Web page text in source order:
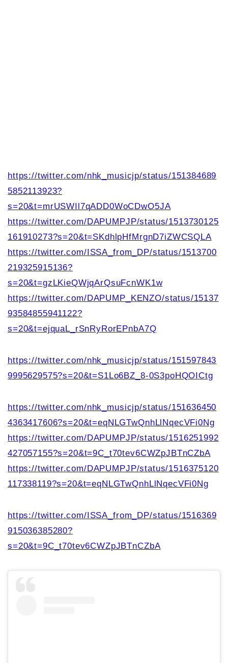
https://twitter.com/nhk_musicjp/status/151384689
5852113923?
s=20&t=mrUSWIl7qADD0WoCDwO5JA
https://twitter.com/DAPUMPJP/status/1513730125
161910273?s=20&t=SKdhlpHfMrgnD7iZWCSQLA
https://twitter.com/ISSA_from_DP/status/1513700
219325915136?
s=20&t=gzLKieQWjqArQsuFcnWK1w
https://twitter.com/DAPUMP_KENZO/status/15137
93584855941122?
s=20&t=ejquaL_rSnRyRorEPnbA7Q
https://twitter.com/nhk_musicjp/status/151597843
9995629575?s=20&t=S1Lo6BZ_8-0S3poHQOICtg
https://twitter.com/nhk_musicjp/status/151636450
4363417606?s=20&t=eqNLGTwQnhLlNqecVFi0Ng
https://twitter.com/DAPUMPJP/status/1516251992
427057155?s=20&t=9C_t70tev6CWZpJBTnCZbA
https://twitter.com/DAPUMPJP/status/1516375120
117338119?s=20&t=eqNLGTwQnhLlNqecVFi0Ng
https://twitter.com/ISSA_from_DP/status/1516369
915036385280?
s=20&t=9C_t70tev6CWZpJBTnCZbA